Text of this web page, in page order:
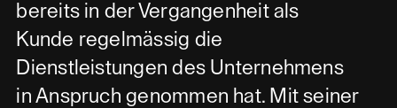
bereits in der Vergangenheit als
Kunde regelmässig die
Dienstleistungen des Unternehmens
in Anspruch genommen hat. Mit seiner